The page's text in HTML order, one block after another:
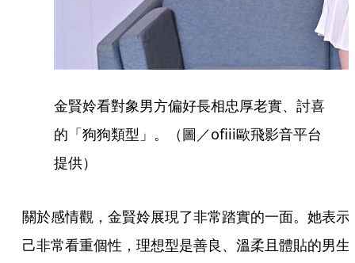
金賢姈看對象男方偏好長相忠厚老實、討喜
的「狗狗類型」。（圖／ofiii歐飛影音平台
提供）
關於感情觀，金賢姈展現了非常踏實的一面。她表示
己非常看重個性，理想型是善良、溫柔且體貼的男生